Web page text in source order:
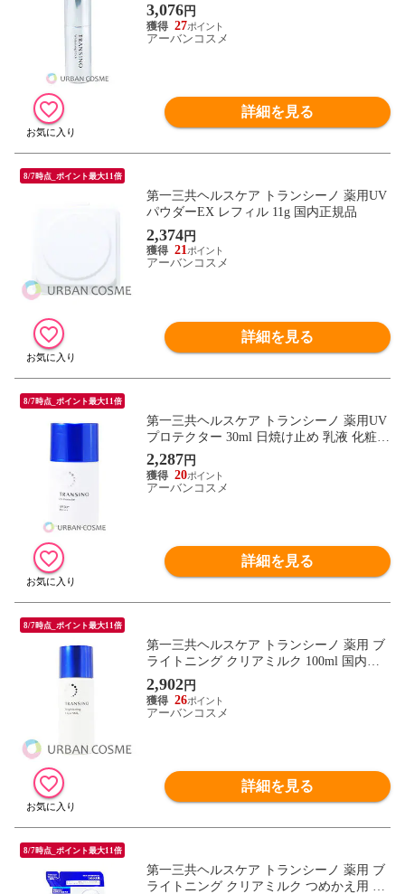
3,076円
27
アーバンコスメ
詳細を見る
8/7時点_ポイント最大11倍
第一三共ヘルスケア トランシーノ 薬用UV
パウダーEX レフィル 11g 国内正規品
2,374円
21
アーバンコスメ
詳細を見る
8/7時点_ポイント最大11倍
第一三共ヘルスケア トランシーノ 薬用UV
プロテクター 30ml 日焼け止め 乳液 化粧下
地
2,287 円
20
アーバンコスメ
詳細を見る
8/7時点_ポイント最大11倍
第一三共ヘルスケア トランシーノ 薬用 ブ
ライトニング クリアミルク 100ml 国内正
規品
2,902円
26
アーバンコスメ
詳細を見る
8/7時点_ポイント最大11倍
第一三共ヘルスケア トランシーノ 薬用 ブ
ライトニング クリアミルク つめかえ用 90